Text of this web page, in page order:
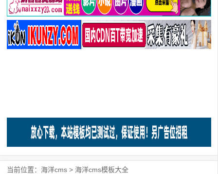
当前位置： 海洋cms > 海洋cms模板大全